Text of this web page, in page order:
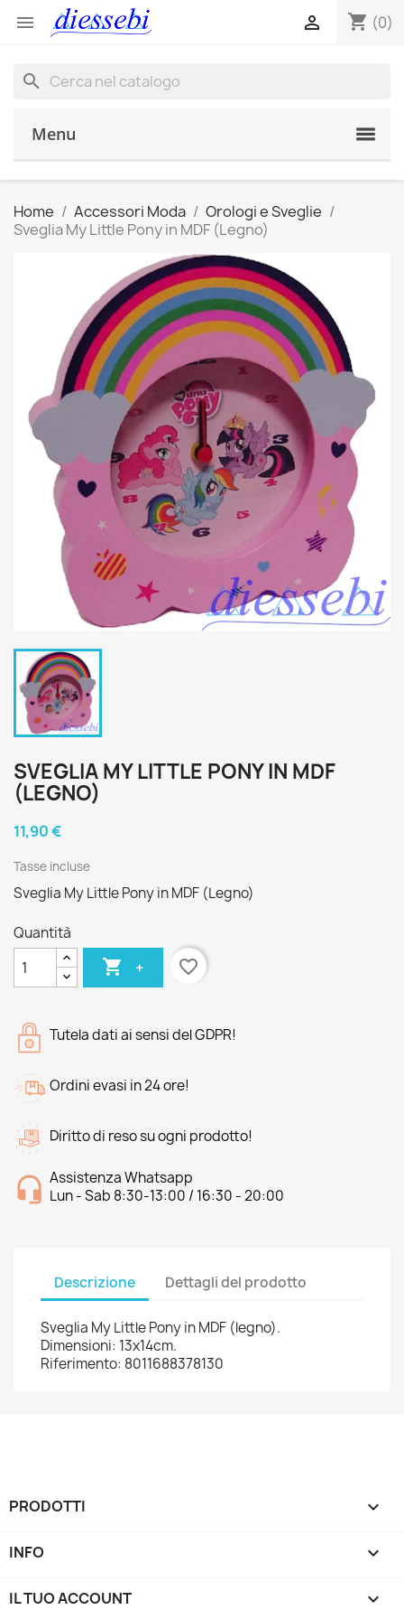
 shopping_cart (0)

search
Menu
Home Accessori Moda
Orologi e Sveglie
Sveglia My Little Pony in MDF (Legno)
SVEGLIA MY LITTLE PONY IN MDF
(LEGNO)
11,90 €
Tasse incluse
Sveglia My Little Pony in MDF (Legno)
Quantità
 + favorite_border
Tutela dati ai sensi del GDPR!
Ordini evasi in 24 ore!
Diritto di reso su ogni prodotto!
Assistenza Whatsapp
Lun - Sab 8:30-13:00 / 16:30 - 20:00
Descrizione Dettagli del prodotto
Sveglia My Little Pony in MDF (legno).
Dimensioni: 13x14cm.
Riferimento: 8011688378130
PRODOTTI 
INFO 
IL TUO ACCOUNT 